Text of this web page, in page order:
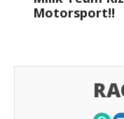
Motorsport!!